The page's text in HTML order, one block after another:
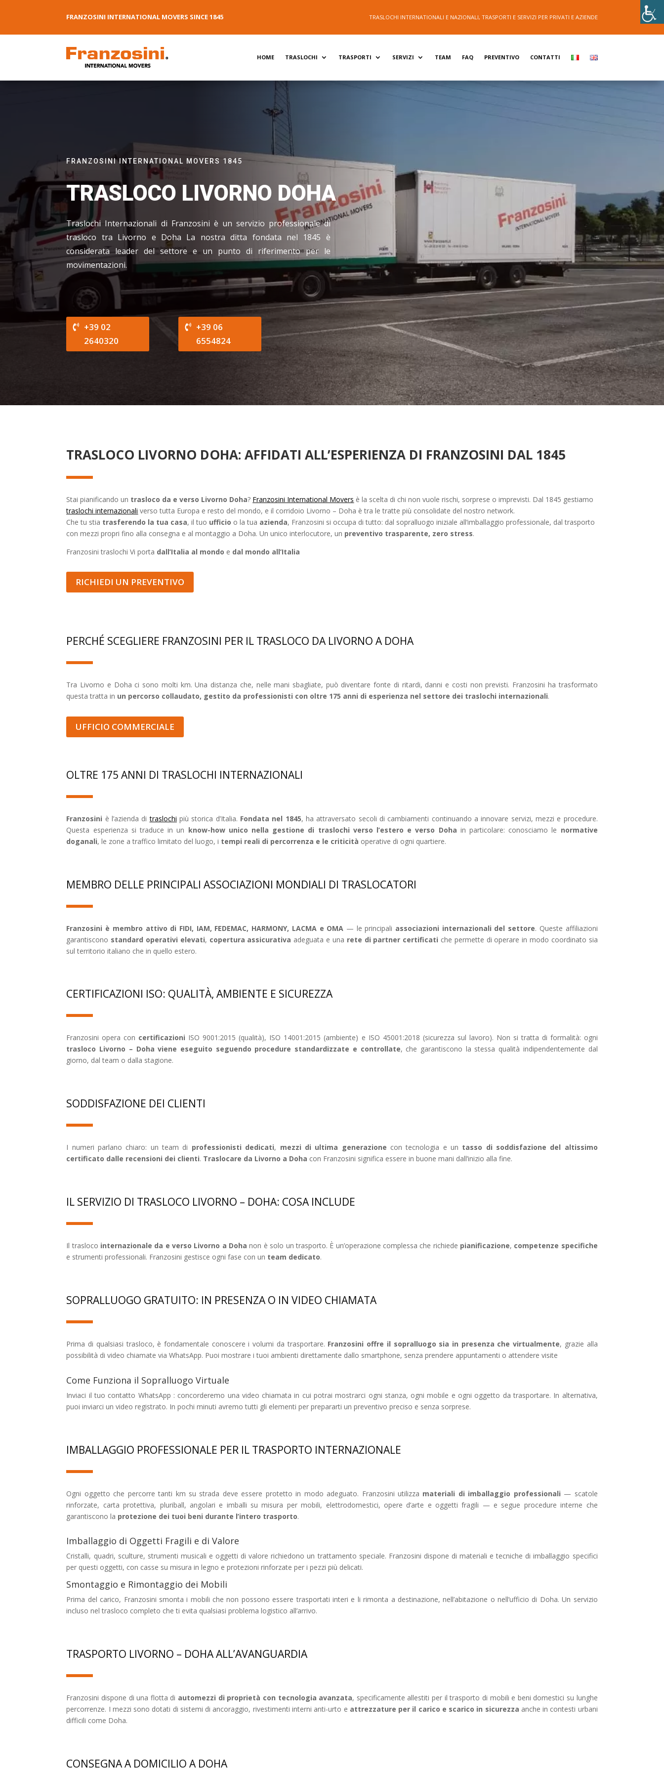
FRANZOSINI INTERNATIONAL MOVERS SINCE 1845 TRASLOCHI INTERNATIONALI E NAZIONALI, TRASPORTI E SERVIZI PER PRIVATI E AZIENDE
HOME TRASLOCHI TRASPORTI SERVIZI TEAM FAQ PREVENTIVO CONTATTI
FRANZOSINI INTERNATIONAL MOVERS 1845
TRASLOCO LIVORNO DOHA
Traslochi Internazionali di Franzosini è un servizio professionale di
trasloco tra Livorno e Doha La nostra ditta fondata nel 1845 è
considerata leader del settore e un punto di riferimento per le
movimentazioni.
+39 02
2640320
+39 06
6554824
TRASLOCO LIVORNO DOHA: AFFIDATI ALL’ESPERIENZA DI FRANZOSINI DAL 1845
Stai pianificando un trasloco da e verso Livorno Doha? Franzosini International Movers è la scelta di chi non vuole rischi, sorprese o imprevisti. Dal 1845 gestiamo
traslochi internazionali verso tutta Europa e resto del mondo, e il corridoio Livorno – Doha è tra le tratte più consolidate del nostro network.
Che tu stia trasferendo la tua casa, il tuo ufficio o la tua azienda, Franzosini si occupa di tutto: dal sopralluogo iniziale all’imballaggio professionale, dal trasporto
con mezzi propri fino alla consegna e al montaggio a Doha. Un unico interlocutore, un preventivo trasparente, zero stress.
Franzosini traslochi Vi porta dall’Italia al mondo e dal mondo all’Italia
RICHIEDI UN PREVENTIVO
PERCHÉ SCEGLIERE FRANZOSINI PER IL TRASLOCO DA LIVORNO A DOHA
Tra Livorno e Doha ci sono molti km. Una distanza che, nelle mani sbagliate, può diventare fonte di ritardi, danni e costi non previsti. Franzosini ha trasformato
questa tratta in un percorso collaudato, gestito da professionisti con oltre 175 anni di esperienza nel settore dei traslochi internazionali.
UFFICIO COMMERCIALE
OLTRE 175 ANNI DI TRASLOCHI INTERNAZIONALI
Franzosini è l’azienda ditraslochi più storica d’Italia. Fondata nel 1845, ha attraversato secoli di cambiamenti continuando a innovare servizi, mezzi e procedure.
Questa esperienza si traduce in un know-how unico nella gestione di traslochi verso l’estero e verso Doha in particolare: conosciamo le normative
doganali, le zone a traffico limitato del luogo, i tempi reali di percorrenza e le criticità operative di ogni quartiere.
MEMBRO DELLE PRINCIPALI ASSOCIAZIONI MONDIALI DI TRASLOCATORI
Franzosini è membro attivo di FIDI, IAM, FEDEMAC, HARMONY, LACMA e OMA — le principali associazioni internazionali del settore. Queste affiliazioni
garantiscono standard operativi elevati, copertura assicurativa adeguata e una rete di partner certificati che permette di operare in modo coordinato sia
sul territorio italiano che in quello estero.
CERTIFICAZIONI ISO: QUALITÀ, AMBIENTE E SICUREZZA
Franzosini opera con certificazioni ISO 9001:2015 (qualità), ISO 14001:2015 (ambiente) e ISO 45001:2018 (sicurezza sul lavoro). Non si tratta di formalità: ogni
trasloco Livorno – Doha viene eseguito seguendo procedure standardizzate e controllate, che garantiscono la stessa qualità indipendentemente dal
giorno, dal team o dalla stagione.
SODDISFAZIONE DEI CLIENTI
I numeri parlano chiaro: un team di professionisti dedicati, mezzi di ultima generazione con tecnologia e un tasso di soddisfazione del altissimo
certificato dalle recensioni dei clienti. Traslocare da Livorno a Doha con Franzosini significa essere in buone mani dall’inizio alla fine.
IL SERVIZIO DI TRASLOCO LIVORNO – DOHA: COSA INCLUDE
Il trasloco internazionale da e verso Livorno a Doha non è solo un trasporto. È un’operazione complessa che richiede pianificazione, competenze specifiche
e strumenti professionali. Franzosini gestisce ogni fase con un team dedicato.
SOPRALLUOGO GRATUITO: IN PRESENZA O IN VIDEO CHIAMATA
Prima di qualsiasi trasloco, è fondamentale conoscere i volumi da trasportare. Franzosini offre il sopralluogo sia in presenza che virtualmente, grazie alla
possibilità di video chiamate via WhatsApp. Puoi mostrare i tuoi ambienti direttamente dallo smartphone, senza prendere appuntamenti o attendere visite
Come Funziona il Sopralluogo Virtuale
Inviaci il tuo contatto WhatsApp : concorderemo una video chiamata in cui potrai mostrarci ogni stanza, ogni mobile e ogni oggetto da trasportare. In alternativa,
puoi inviarci un video registrato. In pochi minuti avremo tutti gli elementi per prepararti un preventivo preciso e senza sorprese.
IMBALLAGGIO PROFESSIONALE PER IL TRASPORTO INTERNAZIONALE
Ogni oggetto che percorre tanti km su strada deve essere protetto in modo adeguato. Franzosini utilizza materiali di imballaggio professionali — scatole
rinforzate, carta protettiva, pluriball, angolari e imballi su misura per mobili, elettrodomestici, opere d’arte e oggetti fragili — e segue procedure interne che
garantiscono la protezione dei tuoi beni durante l’intero trasporto.
Imballaggio di Oggetti Fragili e di Valore
Cristalli, quadri, sculture, strumenti musicali e oggetti di valore richiedono un trattamento speciale. Franzosini dispone di materiali e tecniche di imballaggio specifici
per questi oggetti, con casse su misura in legno e protezioni rinforzate per i pezzi più delicati.
Smontaggio e Rimontaggio dei Mobili
Prima del carico, Franzosini smonta i mobili che non possono essere trasportati interi e li rimonta a destinazione, nell’abitazione o nell’ufficio di Doha. Un servizio
incluso nel trasloco completo che ti evita qualsiasi problema logistico all’arrivo.
TRASPORTO LIVORNO – DOHA ALL’AVANGUARDIA
Franzosini dispone di una flotta di automezzi di proprietà con tecnologia avanzata, specificamente allestiti per il trasporto di mobili e beni domestici su lunghe
percorrenze. I mezzi sono dotati di sistemi di ancoraggio, rivestimenti interni anti-urto e attrezzature per il carico e scarico in sicurezza anche in contesti urbani
difficili come Doha.
CONSEGNA A DOMICILIO A DOHA